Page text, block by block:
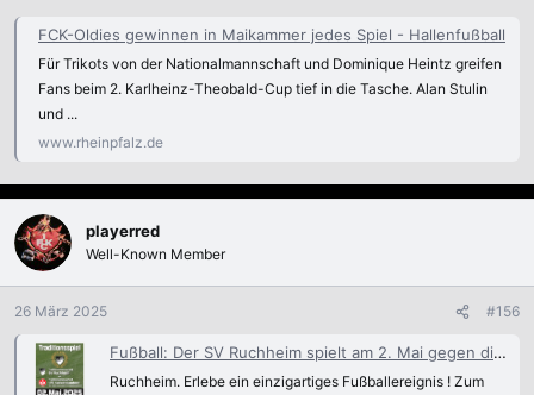
FCK-Oldies gewinnen in Maikammer jedes Spiel - Hallenfußball
Für Trikots von der Nationalmannschaft und Dominique Heintz greifen
Fans beim 2. Karlheinz-Theobald-Cup tief in die Tasche. Alan Stulin
und ...
www.rheinpfalz.de
playerred
Well-Known Member
26 März 2025 #156
Fußball: Der SV Ruchheim spielt am 2. Mai gegen die Traditionsmannschaft vom 1. FC Kaiserslautern - Ludwigshafen
Ruchheim. Erlebe ein einzigartiges Fußballereignis ! Zum